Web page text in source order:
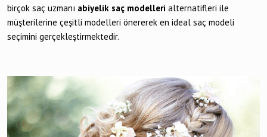
birçok saç uzmanı abiyelik saç modelleri alternatifleri ile
müşterilerine çeşitli modelleri önererek en ideal saç modeli
seçimini gerçekleştirmektedir.